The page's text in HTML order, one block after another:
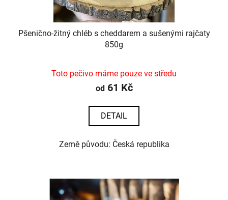
Pšenično-žitný chléb s cheddarem a sušenými rajčaty
850g
Toto pečivo máme pouze ve středu
od61 Kč
DETAIL
Země původu: Česká republika